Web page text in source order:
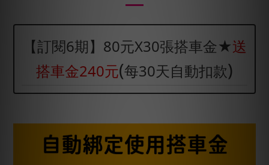
【訂閱6期】80元X30張搭車金★送
搭車金240元(每30天自動扣款)